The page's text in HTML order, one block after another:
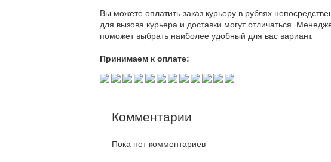
Вы можете оплатить заказ курьеру в рублях
для вызова курьера и доставки могут отличаться.
поможет выбрать наиболее удобный для вас вариант.
Принимаем к оплате:
Комментарии
Пока нет комментариев